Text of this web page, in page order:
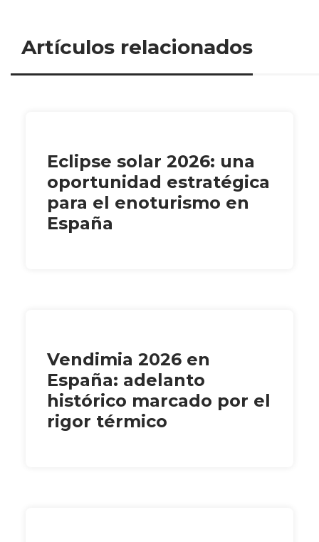
Artículos relacionados
Eclipse solar 2026: una
oportunidad estratégica
para el enoturismo en
España
Vendimia 2026 en
España: adelanto
histórico marcado por el
rigor térmico